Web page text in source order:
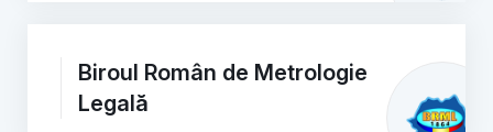
Biroul Român de Metrologie
Legală